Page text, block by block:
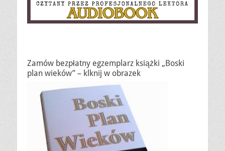
Zamów bezpłatny egzemplarz książki „Boski
plan wieków” – klknij w obrazek